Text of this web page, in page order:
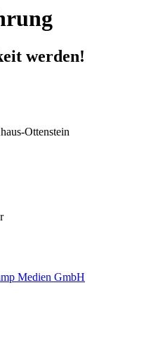
werden!
Ottenstein
Medien GmbH